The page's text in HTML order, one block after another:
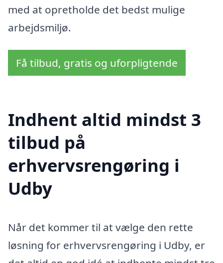
med at opretholde det bedst mulige
arbejdsmiljø.
Få tilbud, gratis og uforpligtende
Indhent altid mindst 3
tilbud på
erhvervsrengøring i
Udby
Når det kommer til at vælge den rette
løsning for erhvervsrengøring i Udby, er